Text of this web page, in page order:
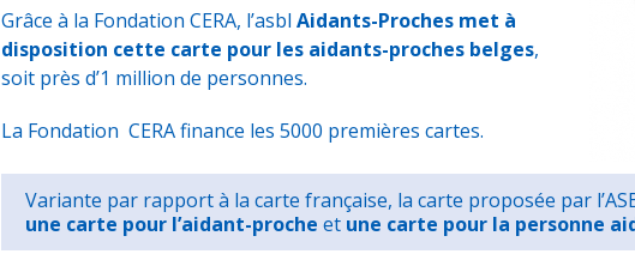
Grâce à la Fondation CERA, l’asbl Aidants-Proches met à
disposition cette carte pour les aidants-proches belges,
soit près d’1 million de personnes.
La Fondation CERA finance les 5000 premières cartes.
Variante par rapport à la carte française, la carte proposée par
une carte pour l’aidant-proche et une carte pour la personne